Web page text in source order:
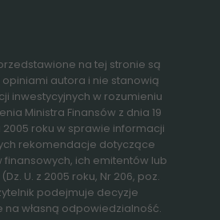
na tej stronie są
autora i nie stanowią
inwestycyjnych w rozumieniu
Ministra Finansów z dnia 19
roku w sprawie informacji
rekomendacje dotyczące
finansowych, ich emitentów lub
U. z 2005 roku, Nr 206, poz.
podejmuje decyzje
na własną odpowiedzialność.